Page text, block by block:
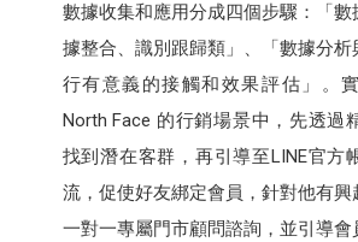
數據收集和應用分成四個步驟：「數
據整合、識別跟歸類」、「數據分析
行有意義的接觸和效果評估」。
North Face 的行銷場景中，先透過
找到潛在客群，再引導至LINE官方
流，促使好友綁定會員，針對他有興
一對一專屬門市顧問諮詢，並引導會